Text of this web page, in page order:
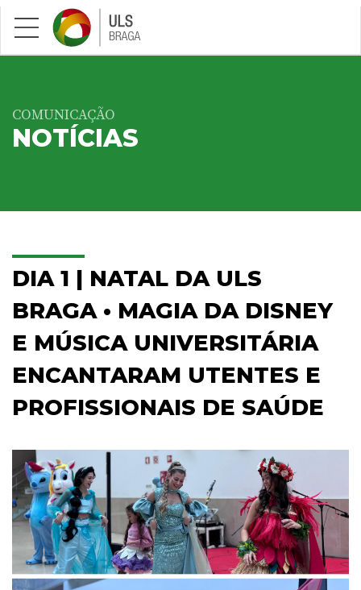
Saltar para conteúdo principal
COMUNICAÇÃO
NOTÍCIAS
DIA 1 | NATAL DA ULS
BRAGA • MAGIA DA DISNEY
E MÚSICA UNIVERSITÁRIA
ENCANTARAM UTENTES E
PROFISSIONAIS DE SAÚDE